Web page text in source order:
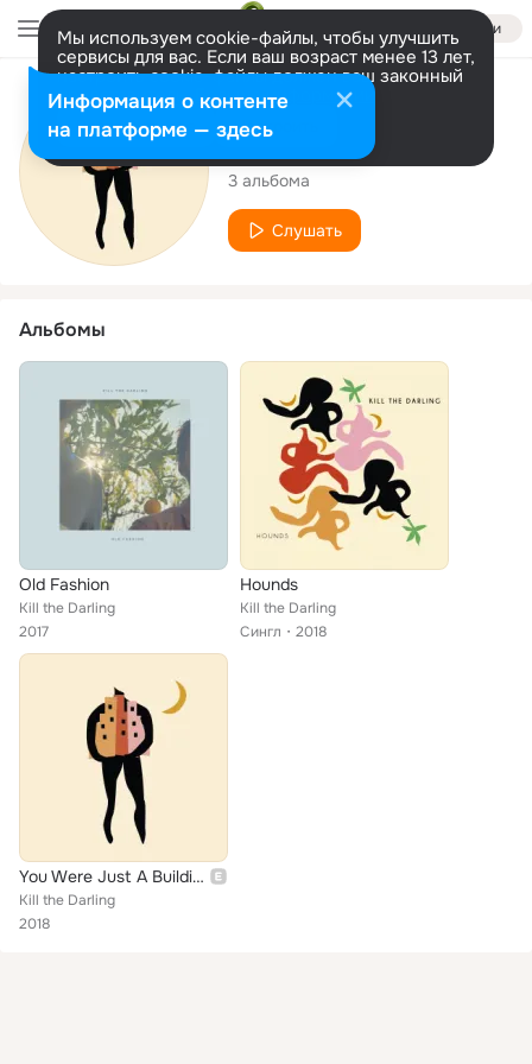
Войти
Мы используем cookie-файлы, чтобы улучшить
сервисы для вас. Если ваш возраст менее 13 лет,
настроить cookie-файлы должен ваш законный
представитель. Больше информации
Разрешить все Настроить
Исполнитель
Kill the Darling
3 альбома
Слушать
Альбомы
Old Fashion
Kill the Darling
2017
Hounds
Kill the Darling
Сингл
2018
You Were Just A Building
Kill the Darling
2018
Информация о контенте
на платформе — здесь